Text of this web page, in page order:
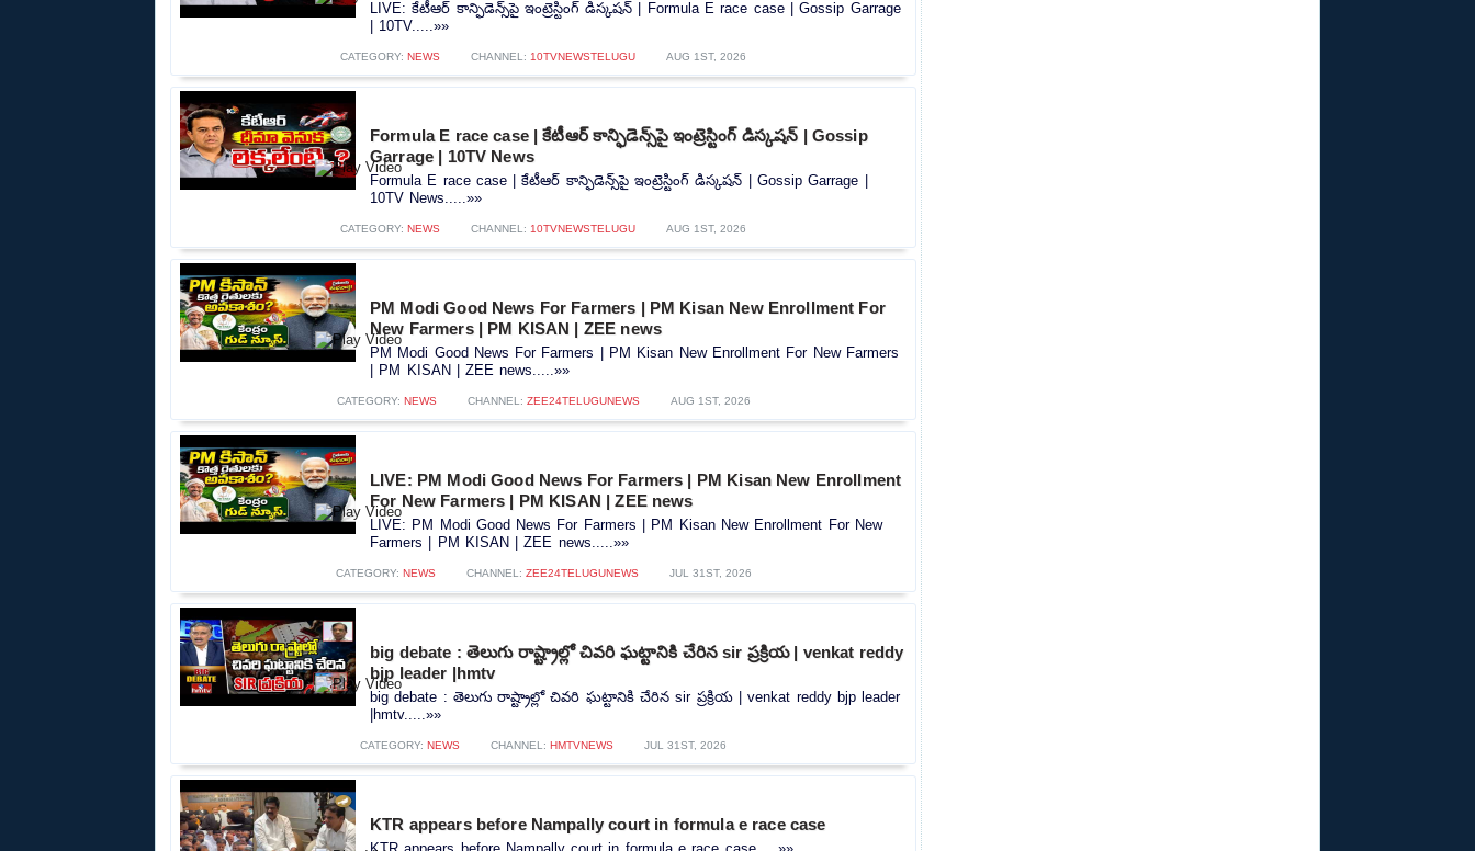
LIVE: కేటీఆర్ కాన్ఫిడెన్స్‌పై ఇంట్రెస్టింగ్ డిస్కషన్‌ | Formula E race case | Gossip Garrage
| 10TV.....»»
CATEGORY: NEWS CHANNEL: 10TVNEWSTELUGU AUG 1ST, 2026
Formula E race case | కేటీఆర్ కాన్ఫిడెన్స్‌పై ఇంట్రెస్టింగ్ డిస్కషన్‌ | Gossip
Garrage | 10TV News
Formula E race case | కేటీఆర్ కాన్ఫిడెన్స్‌పై ఇంట్రెస్టింగ్ డిస్కషన్‌ | Gossip Garrage |
10TV News.....»»
CATEGORY: NEWS CHANNEL: 10TVNEWSTELUGU AUG 1ST, 2026
PM Modi Good News For Farmers | PM Kisan New Enrollment For
New Farmers | PM KISAN | ZEE news
PM Modi Good News For Farmers | PM Kisan New Enrollment For New Farmers
| PM KISAN | ZEE news.....»»
CATEGORY: NEWS CHANNEL: ZEE24TELUGUNEWS AUG 1ST, 2026
LIVE: PM Modi Good News For Farmers | PM Kisan New Enrollment
For New Farmers | PM KISAN | ZEE news
LIVE: PM Modi Good News For Farmers | PM Kisan New Enrollment For New
Farmers | PM KISAN | ZEE news.....»»
CATEGORY: NEWS CHANNEL: ZEE24TELUGUNEWS JUL 31ST, 2026
big debate : తెలుగు రాష్ట్రాల్లో చివరి ఘట్టానికి చేరిన sir ప్రక్రియ | venkat reddy
bjp leader |hmtv
big debate : తెలుగు రాష్ట్రాల్లో చివరి ఘట్టానికి చేరిన sir ప్రక్రియ | venkat reddy bjp leader
|hmtv.....»»
CATEGORY: NEWS CHANNEL: HMTVNEWS JUL 31ST, 2026
KTR appears before Nampally court in formula e race case